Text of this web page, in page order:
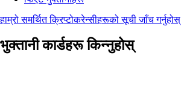
हाम्रो समर्थित क्रिप्टोकरेन्सीहरूको सूची जाँच गर्नुहोस्
भुक्तानी कार्डहरू किन्नुहोस्